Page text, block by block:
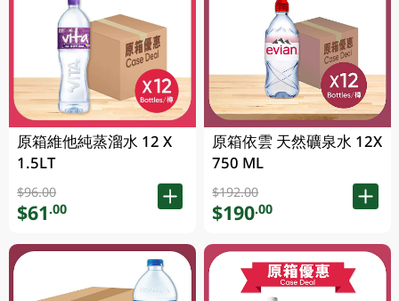
原箱維他純蒸溜水 12 X
1.5LT
$96.00
$61.00
原箱依雲 天然礦泉水 12X
750 ML
$192.00
$190.00